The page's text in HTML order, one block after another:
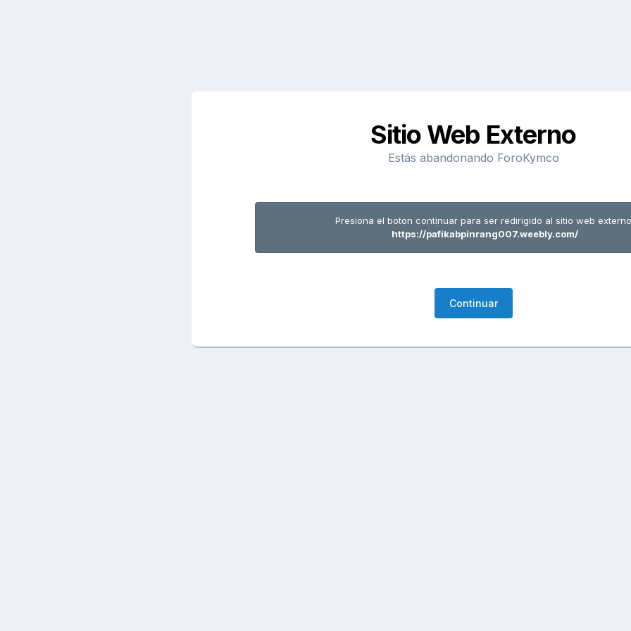
Sitio Web Externo
Estás abandonando ForoKymco
Presiona el boton continuar para ser redirigido al sitio web
https://pafikabpinrang007.weebly.com/
Continuar